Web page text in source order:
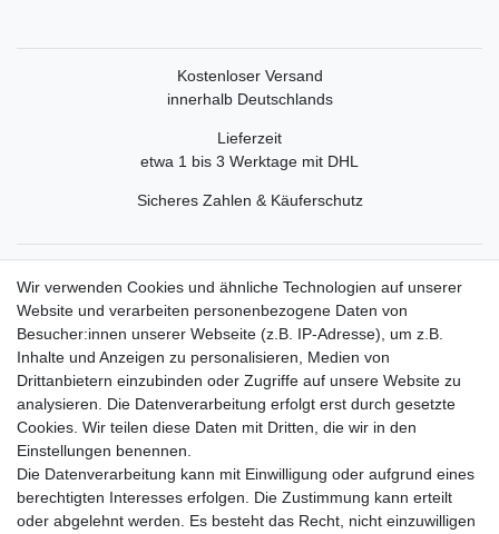
Kostenloser Versand
innerhalb Deutschlands
Lieferzeit
etwa 1 bis 3 Werktage mit DHL
Sicheres Zahlen & Käuferschutz
Rechtliche Informationen
Widerrufsrecht
Widerrufsformular
Datenschutzerklärung
AGB
Impressum
Wir verwenden Cookies und ähnliche Technologien auf unserer
Website und verarbeiten personenbezogene Daten von
Besucher:innen unserer Webseite (z.B. IP-Adresse), um z.B.
Inhalte und Anzeigen zu personalisieren, Medien von
Drittanbietern einzubinden oder Zugriffe auf unsere Website zu
analysieren. Die Datenverarbeitung erfolgt erst durch gesetzte
Cookies. Wir teilen diese Daten mit Dritten, die wir in den
Einstellungen benennen.
Die Datenverarbeitung kann mit Einwilligung oder aufgrund eines
berechtigten Interesses erfolgen. Die Zustimmung kann erteilt
oder abgelehnt werden. Es besteht das Recht, nicht einzuwilligen